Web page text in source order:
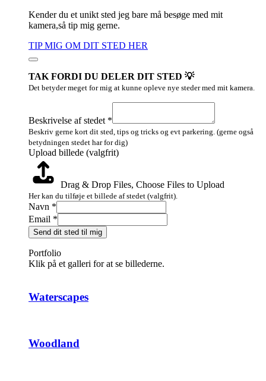
Kender du et unikt sted jeg bare må besøge med mit
kamera,så tip mig gerne.
TIP MIG OM DIT STED HER
TAK FORDI DU DELER DIT STED 💡
Det betyder meget for mig at kunne opleve nye steder med mit kamera.
(valgfrit)
Layout
Beskrivelse af stedet *
Beskriv gerne kort dit sted, tips og tricks og evt parkering. (gerne også
betydningen stedet har for dig)
Upload billede (valgfrit)
Drag & Drop Files, Choose Files to Upload
Her kan du tilføje et billede af stedet (valgfrit).
Navn *
Email *
Send dit sted til mig
Portfolio
Klik på et galleri for at se billederne.
Waterscapes
Woodland